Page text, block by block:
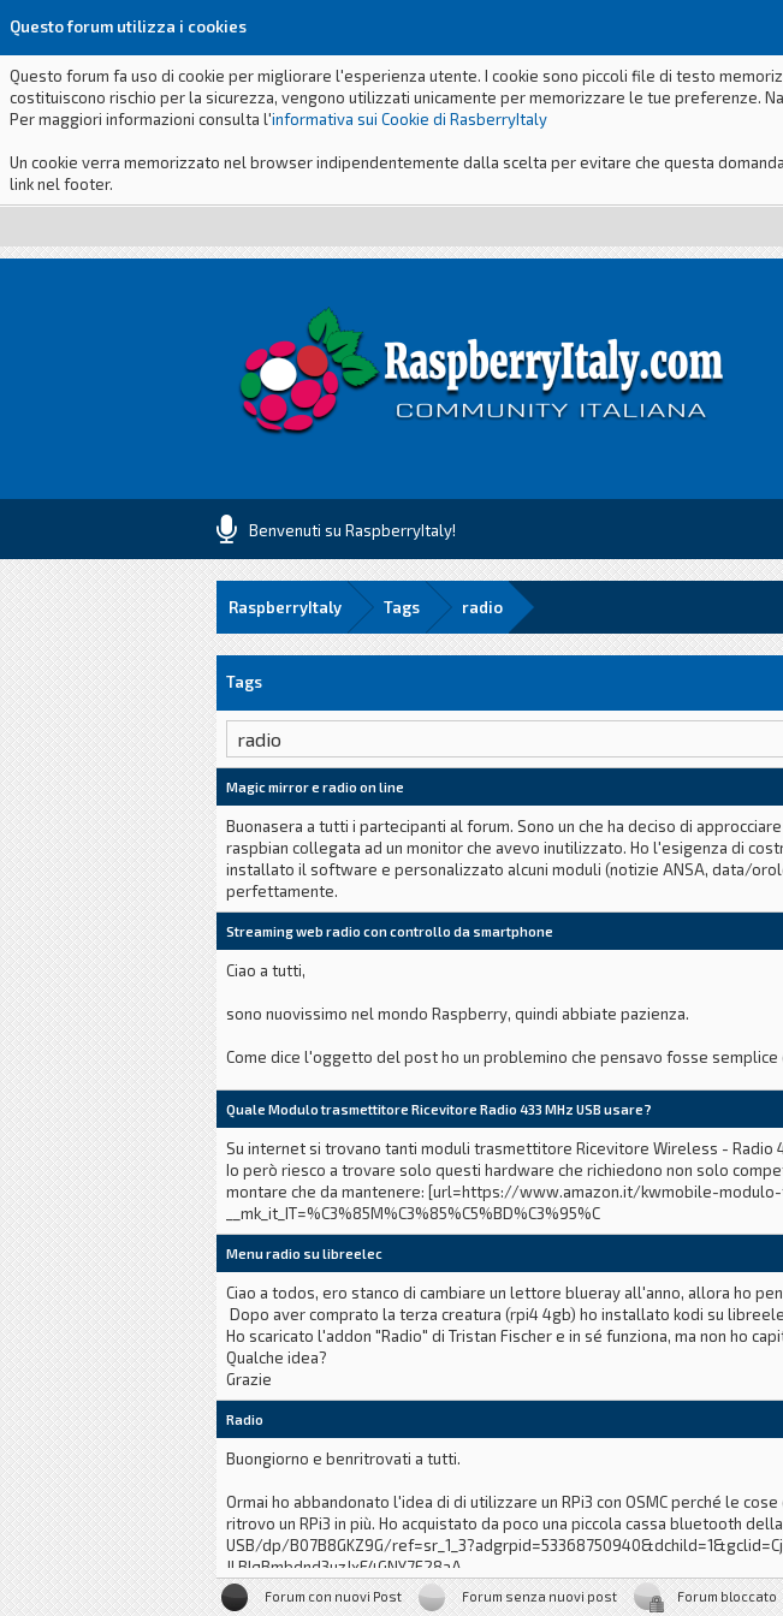
Questo forum utilizza i cookies
Questo forum fa uso di cookie per migliorare l'esperienza utente. I cookie sono piccoli file di testo
costituiscono rischio per la sicurezza, vengono utilizzati unicamente per memorizzare le tue preferenze.
Per maggiori informazioni consulta l'informativa sui Cookie di RasberryItaly
Un cookie verra memorizzato nel browser indipendentemente dalla scelta per evitare che questa
link nel footer.
Benvenuti su RaspberryItaly!
RaspberryItaly Tags radio
Tags
Magic mirror e radio on line
Buonasera a tutti i partecipanti al forum. Sono un che ha deciso di
raspbian collegata ad un monitor che avevo inutilizzato. Ho l'esigenza di
installato il software e personalizzato alcuni moduli (notizie ANSA, data/
perfettamente.
Streaming web radio con controllo da smartphone
Ciao a tutti,
sono nuovissimo nel mondo Raspberry, quindi abbiate pazienza.
Come dice l'oggetto del post ho un problemino che pensavo fosse
Quello che vorrei fare è installare un software su raspi (soprattutto per lo
Ho cercato un po' ovunque, ma vuo
Quale Modulo trasmettitore Ricevitore Radio 433 MHz USB usare?
Su internet si trovano tanti moduli trasmettitore Ricevitore Wireless - Radio
Io però riesco a trovare solo questi hardware che richiedono non solo
montare che da mantenere: [url=https://www.amazon.it/kwmobile-
__mk_it_IT=%C3%85M%C3%85%C5%BD%C3%95%C
Menu radio su libreelec
Ciao a todos, ero stanco di cambiare un lettore blueray all'anno, allora ho
Dopo aver comprato la terza creatura (rpi4 4gb) ho installato kodi su
Ho scaricato l'addon "Radio" di Tristan Fischer e in sé funziona, ma non ho
Qualche idea?
Grazie
Radio
Buongiorno e benritrovati a tutti.
Ormai ho abbandonato l'idea di di utilizzare un RPi3 con OSMC perché le
ritrovo un RPi3 in più. Ho acquistato da poco una piccola cassa bluetooth
USB/dp/B07B8GKZ9G/
JLBIqBmbdnd3uzJxE4GNY7F28aA
Forum con nuovi Post Forum senza nuovi post Forum bloccato